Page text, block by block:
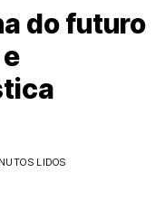
do futuro
LIDOS